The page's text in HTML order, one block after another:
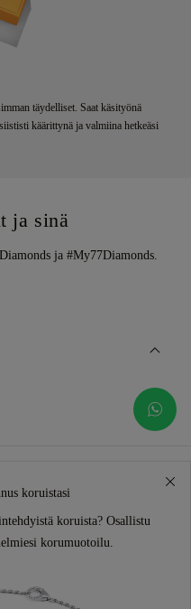
täydelliset. Saat käsityönä
käärittynä ja valmiina hetkeäsi
ja sinä
ja #My77Diamonds.
koruistasi
koruista? Osallistu
korumuotoilu.